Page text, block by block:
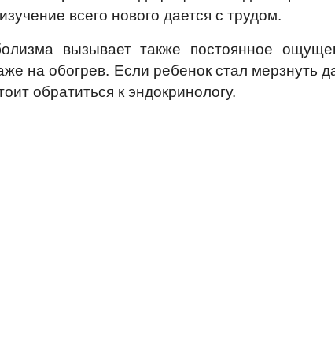
всего нового дается с трудом.
вызывает также постоянное
на обогрев. Если ребенок стал мерзнуть
обратиться к эндокринологу.